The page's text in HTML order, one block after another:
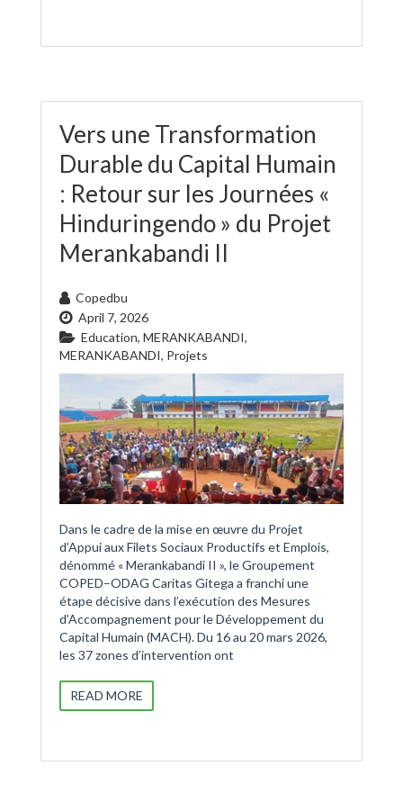
Vers une Transformation
Durable du Capital Humain
: Retour sur les Journées «
Hinduringendo » du Projet
Merankabandi II
Copedbu
April 7, 2026
Education, MERANKABANDI,
MERANKABANDI, Projets
Dans le cadre de la mise en œuvre du Projet
d’Appui aux Filets Sociaux Productifs et Emplois,
dénommé « Merankabandi II », le Groupement
COPED–ODAG Caritas Gitega a franchi une
étape décisive dans l’exécution des Mesures
d’Accompagnement pour le Développement du
Capital Humain (MACH). Du 16 au 20 mars 2026,
les 37 zones d’intervention ont
READ MORE